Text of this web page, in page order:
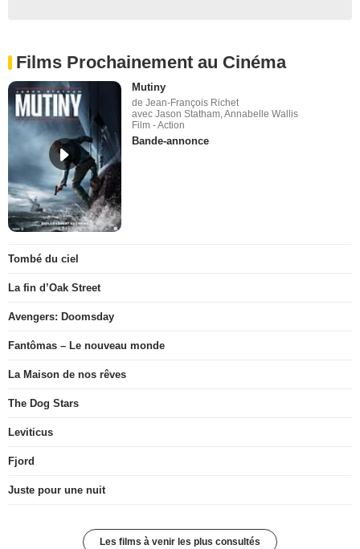
Films Prochainement au Cinéma
Mutiny
de Jean-François Richet
avec Jason Statham, Annabelle Wallis
Film - Action
Bande-annonce
Tombé du ciel
La fin d’Oak Street
Avengers: Doomsday
Fantômas – Le nouveau monde
La Maison de nos rêves
The Dog Stars
Leviticus
Fjord
Juste pour une nuit
Les films à venir les plus consultés